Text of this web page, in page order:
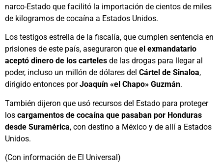
narco-Estado que facilitó la importación de cientos de miles
de kilogramos de cocaína a Estados Unidos.
Los testigos estrella de la fiscalía, que cumplen sentencia en
prisiones de este país, aseguraron que el exmandatario
aceptó dinero de los carteles de las drogas para llegar al
poder, incluso un millón de dólares del Cártel de Sinaloa,
dirigido entonces porJoaquín «el Chapo» Guzmán.
También dijeron que usó recursos del Estado para proteger
los cargamentos de cocaína que pasaban por Honduras
desde Suramérica, con destino a México y de allí a Estados
Unidos.
(Con información de El Universal)